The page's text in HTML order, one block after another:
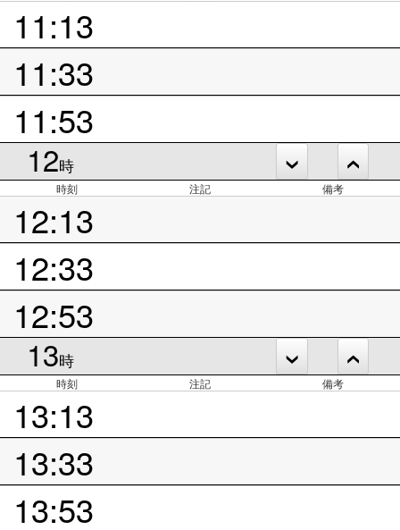
11:13
11:33
11:53
12時
時刻 注記 備考
12:13
12:33
12:53
13時
時刻 注記 備考
13:13
13:33
13:53